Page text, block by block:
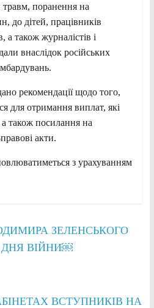
травм, поранення на
до дітей, працівників
а також журналістів і
внаслідок російських
рекомендації щодо того,
для отримання виплат, які
також посилання на
акти.
з урахуванням
ЗЕЛЕНСЬКОГО
ДНЯ ВІЙНИ￼
ВСТУПНИКІВ НА